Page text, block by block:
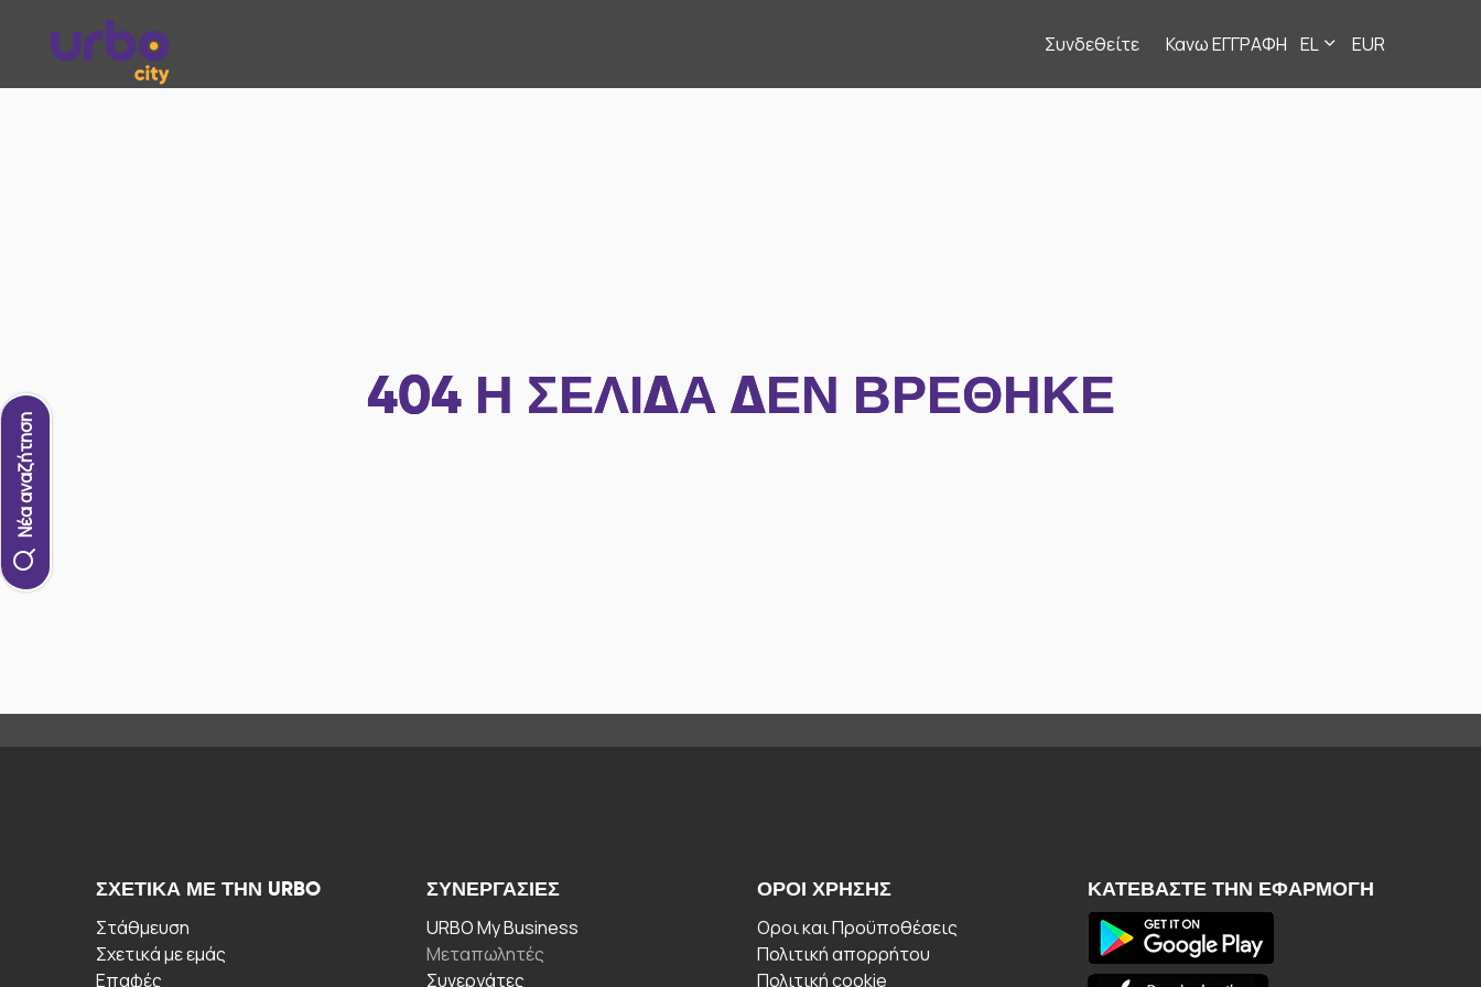
Συνδεθείτε Κανω ΕΓΓΡΑΦΗ EL EUR
Νέα αναζήτηση
404 Η ΣΕΛΊΔΑ ΔΕΝ ΒΡΈΘΗΚΕ
ΣΧΕΤΙΚΆ ΜΕ ΤΗΝ URBO
Στάθμευση
Σχετικά με εμάς
Επαφές
ΣΥΝΕΡΓΑΣΊΕΣ
URBO My Business
Μεταπωλητές
Συνεργάτες
ΟΡΟΙ ΧΡΉΣΗΣ
Οροι και Προϋποθέσεις
Πολιτική απορρήτου
Πολιτική cookie
ΚΑΤΕΒΆΣΤΕ ΤΗΝ ΕΦΑΡΜΟΓΉ